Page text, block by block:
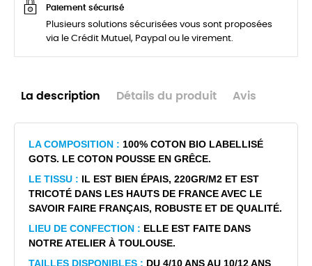
Paiement sécurisé
Plusieurs solutions sécurisées vous sont proposées
via le Crédit Mutuel, Paypal ou le virement.
La description Détails du produit Avis
LA COMPOSITION : 100% COTON BIO LABELLISÉ
GOTS. LE COTON POUSSE EN GRÊCE.
LE TISSU : IL EST BIEN ÉPAIS, 220GR/M2 ET EST
TRICOTÉ DANS LES HAUTS DE FRANCE AVEC LE
SAVOIR FAIRE FRANÇAIS, ROBUSTE ET DE QUALITÉ.
LIEU DE CONFECTION : ELLE EST FAITE DANS
NOTRE ATELIER À TOULOUSE.
TAILLES DISPONIBLES : DU 4/10 ANS AU 10/12 ANS